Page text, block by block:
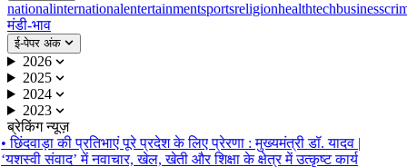
nationalinternationalentertainmentsportsreligionhealthtechbusiness
मंडी-भाव
ई-पेपर अंक
2026
2025
2024
2023
ब्रेकिंग न्यूज़
• छिंदवाड़ा की प्रतिभाएं पूरे प्रदेश के लिए प्रेरणा : मुख्यमंत्री डॉ. यादव |
‘यशस्वी संवाद’ में नवाचार, खेल, खेती और शिक्षा के क्षेत्र में उत्कृष्ट कार्य